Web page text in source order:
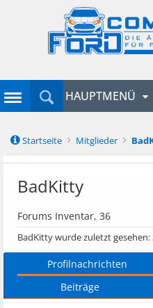
Startseite Mitglieder
BadKitty
Forums Inventar, 36
BadKitty wurde zuletzt gesehen:
Profilnachrichten
Beiträge
HAUPTMENÜ